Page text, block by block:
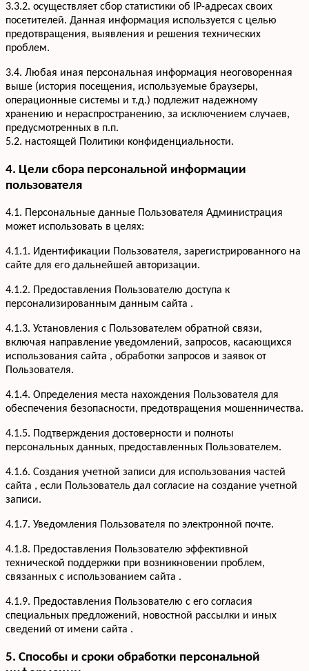
Услуги
Офисная мебель
Шкафы-купе
Гардеробные
Детская мебель
Портфолио
Акции
О компании
Вакансии
Отзывы
Информация
3.3.2. осуществляет сбор статистики об IP-адресах своих
посетителей. Данная информация используется с целью
предотвращения, выявления и решения технических
проблем.
3.4. Любая иная персональная информация неоговоренная
выше (история посещения, используемые браузеры,
операционные системы и т.д.) подлежит надежному
хранению и нераспространению, за исключением случаев,
предусмотренных в п.п.
5.2. настоящей Политики конфиденциальности.
4. Цели сбора персональной информации
пользователя
4.1. Персональные данные Пользователя Администрация
может использовать в целях:
4.1.1. Идентификации Пользователя, зарегистрированного на
сайте для его дальнейшей авторизации.
4.1.2. Предоставления Пользователю доступа к
персонализированным данным сайта .
4.1.3. Установления с Пользователем обратной связи,
включая направление уведомлений, запросов, касающихся
использования сайта , обработки запросов и заявок от
Пользователя.
4.1.4. Определения места нахождения Пользователя для
обеспечения безопасности, предотвращения мошенничества.
4.1.5. Подтверждения достоверности и полноты
персональных данных, предоставленных Пользователем.
4.1.6. Создания учетной записи для использования частей
сайта , если Пользователь дал согласие на создание учетной
записи.
4.1.7. Уведомления Пользователя по электронной почте.
4.1.8. Предоставления Пользователю эффективной
технической поддержки при возникновении проблем,
связанных с использованием сайта .
4.1.9. Предоставления Пользователю с его согласия
специальных предложений, новостной рассылки и иных
сведений от имени сайта .
5. Способы и сроки обработки персональной